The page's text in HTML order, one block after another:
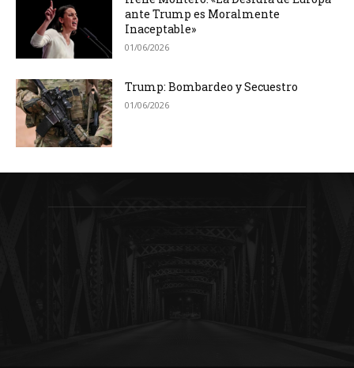
ante Trump es Moralmente
Inaceptable»
01/06/2026
Trump: Bombardeo y Secuestro
01/06/2026